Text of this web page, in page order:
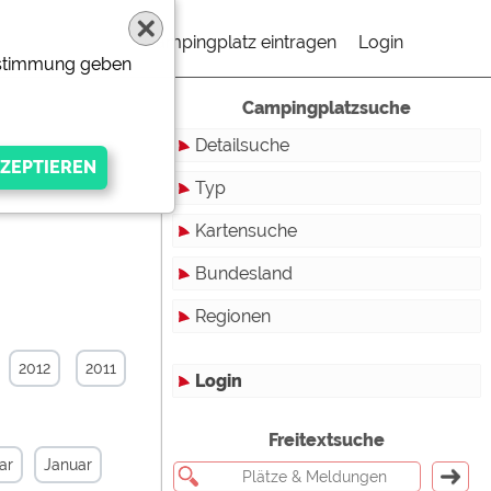
Campingplatz eintragen Login
2012 2011
Januar
Campingplatzsuche
Detailsuche
Typ
Touristikstellplätze
Dauerstellplätze
Reisemobilstellplätze
Bungalows
Kartensuche
Bundesland
Baden-Württemberg
Brandenburg
Regionen
Login
Freitextsuche
geben
Anbieters